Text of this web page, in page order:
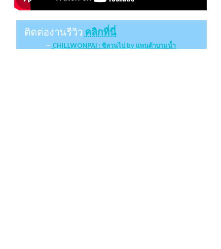
ติดต่องานรีวิว คลิกที่นี่
CHILLWONPAI : ชิลวนไป by แพนด้าบวมน้ำ